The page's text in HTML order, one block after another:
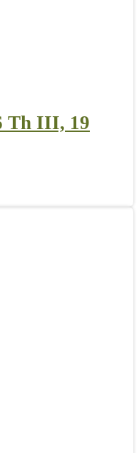
Th III, 19